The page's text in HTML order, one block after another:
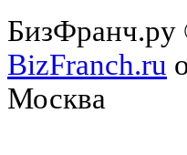
БизФранч.ру
BizFranch.ru
Москва